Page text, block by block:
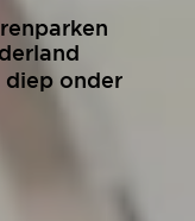
diep onder